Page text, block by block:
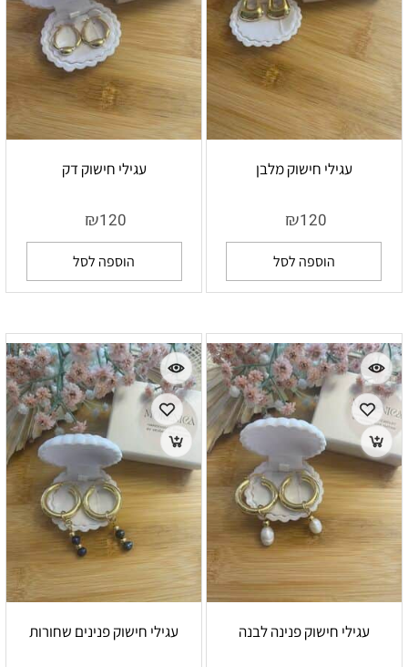
עגילי חישוק מלבן
₪120
הוספה לסל
עגילי חישוק דק
₪120
הוספה לסל
עגילי חישוק פנינה לבנה עגילי חישוק פנינים שחורות